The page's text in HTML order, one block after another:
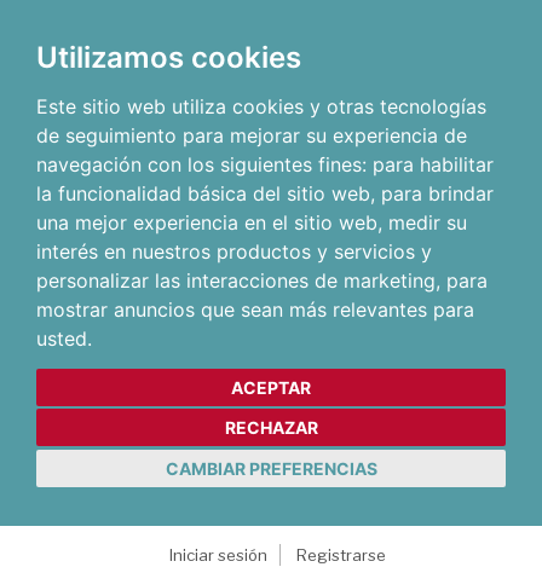
Utilizamos cookies
Este sitio web utiliza cookies y otras tecnologías
de seguimiento para mejorar su experiencia de
navegación con los siguientes fines: para habilitar
la funcionalidad básica del sitio web, para brindar
una mejor experiencia en el sitio web, medir su
interés en nuestros productos y servicios y
personalizar las interacciones de marketing, para
mostrar anuncios que sean más relevantes para
usted.
ACEPTAR
RECHAZAR
CAMBIAR PREFERENCIAS
Iniciar sesión
Registrarse